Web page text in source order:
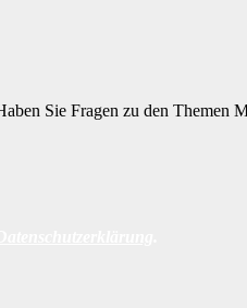
Sie Fragen zu den